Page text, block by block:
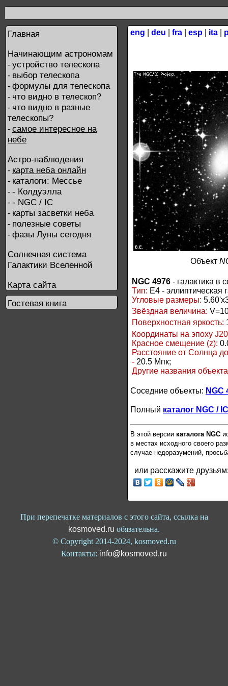
Главная
Начинающим астрономам
- устройство телескопа
- выбор телескопа
- формулы для телескопа
- что видно в телескоп?
- что видно в разные
телескопы?
- самое интересное на
небе
Астро-наблюдения
- карта неба онлайн
- каталоги: Мессье
- - Колдуэлла
- - NGC / IC
- карты засветки неба
- полезные советы
- фазы Луны сегодня
Солнечная система
Галактики Вселенной
Карта сайта
Гостевая книга
eng deu fra esp ita
Объект
NGC 4976 - галактика в
Тип: E4 - эллиптическая
Угловые размеры:
Звёздная величина:
Поверхностная яркость:
Координаты на эпоху
Красное смещение (z):
Расстояние от Солнца
- 20.5 Мпк;
Другие названия
Соседние объекты: NGC
Полный каталог NGC / IC
В этой версии каталога NGC
в местах исходного своего
случае недоразумений,
или расскажите
При перепечатке материалов с этого сайта, ссылка на
kosmoved.ru обязательна.
© Copyright 2014-2024, kosmoved.ru
Контакты: info@kosmoved.ru